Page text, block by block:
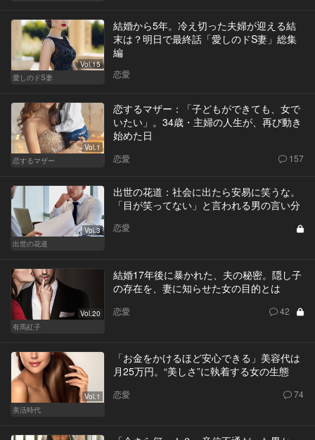
Vol.15
愛しのドS妻
結婚から5年。冷え切った夫婦が迎える結
末は？明日で最終話「愛しのドS妻」総集
編
恋愛
Vol.1
恋するマザー
恋するマザー：「子どもができても、女で
いたい」。34歳・主婦の人生が、再び動き
始めた日
恋愛 157
Vol.3
出世の花道
出世の花道：社会に出たら安易に笑うな。
「目が笑ってない」と言われる男の言い分
恋愛
Vol.20
有馬紅子
結婚17年後に暴かれた、夫の秘密。隠し子
の存在を、妻に知らせた女の目的とは
恋愛 42
Vol.1
美活時代
「お金をかけるほど安心できる」美容代は
月25万円。“美しさ”に執着する女の生態
恋愛 74